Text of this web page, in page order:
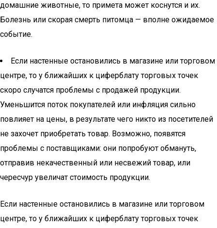
домашние животные, то примета может коснутся и их.
Болезнь или скорая смерть питомца — вполне ожидаемое
событие.
Если настенные остановились в магазине или торговом
центре, то у ближайших к циферблату торговых точек
скоро случатся проблемы с продажей продукции.
Уменьшится поток покупателей или инфляция сильно
повлияет на цены, в результате чего никто из посетителей
не захочет приобретать товар. Возможно, появятся
проблемы с поставщиками: они попробуют обмануть,
отправив некачественный или несвежий товар, или
чересчур увеличат стоимость продукции.
Если настенные остановились в магазине или торговом
центре, то у ближайших к циферблату торговых точек